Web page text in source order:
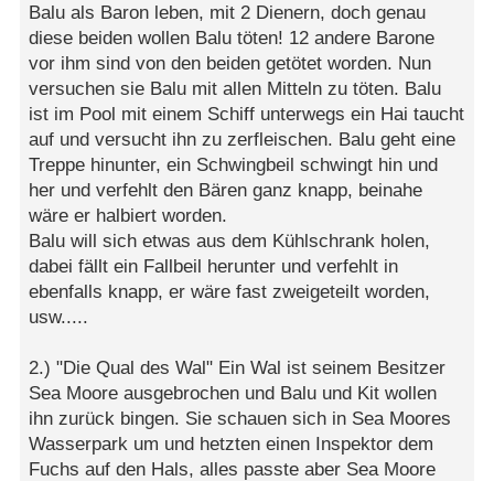
Balu als Baron leben, mit 2 Dienern, doch genau
diese beiden wollen Balu töten! 12 andere Barone
vor ihm sind von den beiden getötet worden. Nun
versuchen sie Balu mit allen Mitteln zu töten. Balu
ist im Pool mit einem Schiff unterwegs ein Hai taucht
auf und versucht ihn zu zerfleischen. Balu geht eine
Treppe hinunter, ein Schwingbeil schwingt hin und
her und verfehlt den Bären ganz knapp, beinahe
wäre er halbiert worden.
Balu will sich etwas aus dem Kühlschrank holen,
dabei fällt ein Fallbeil herunter und verfehlt in
ebenfalls knapp, er wäre fast zweigeteilt worden,
usw.....
2.) "Die Qual des Wal" Ein Wal ist seinem Besitzer
Sea Moore ausgebrochen und Balu und Kit wollen
ihn zurück bingen. Sie schauen sich in Sea Moores
Wasserpark um und hetzten einen Inspektor dem
Fuchs auf den Hals, alles passte aber Sea Moore